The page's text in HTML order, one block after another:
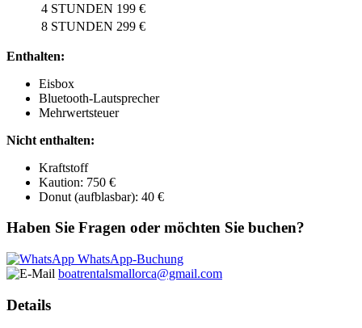
4 STUNDEN 199 €
8 STUNDEN 299 €
Enthalten:
Eisbox
Bluetooth-Lautsprecher
Mehrwertsteuer
Nicht enthalten:
Kraftstoff
Kaution: 750 €
Donut (aufblasbar): 40 €
Haben Sie Fragen oder möchten Sie buchen?
WhatsApp-Buchung
boatrentalsmallorca@gmail.com
Details